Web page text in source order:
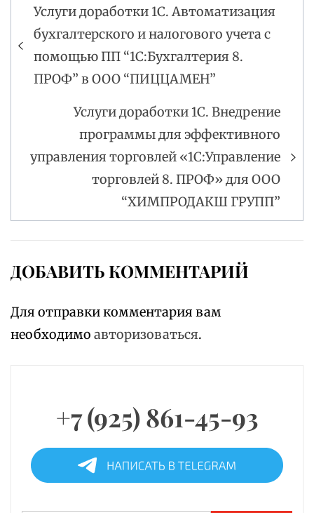
Навигация
по
записям
Услуги доработки 1С. Автоматизация
бухгалтерского и налогового учета с
помощью ПП “1С:Бухгалтерия 8.
ПРОФ” в ООО “ПИЦЦАМЕН”
Услуги доработки 1С. Внедрение
программы для эффективного
управления торговлей «1С:Управление
торговлей 8. ПРОФ» для ООО
“ХИМПРОДАКШ ГРУПП”
ДОБАВИТЬ КОММЕНТАРИЙ
Для отправки комментария вам
необходимо авторизоваться.
+7 (925) 861-45-93